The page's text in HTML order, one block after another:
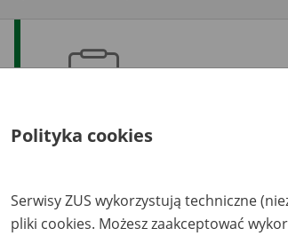
Zaproś ZUS do
Rodzaj wydarzenia
Polityka cookies
Serwisy ZUS wykorzystują techniczne
pliki cookies. Możesz zaakceptować